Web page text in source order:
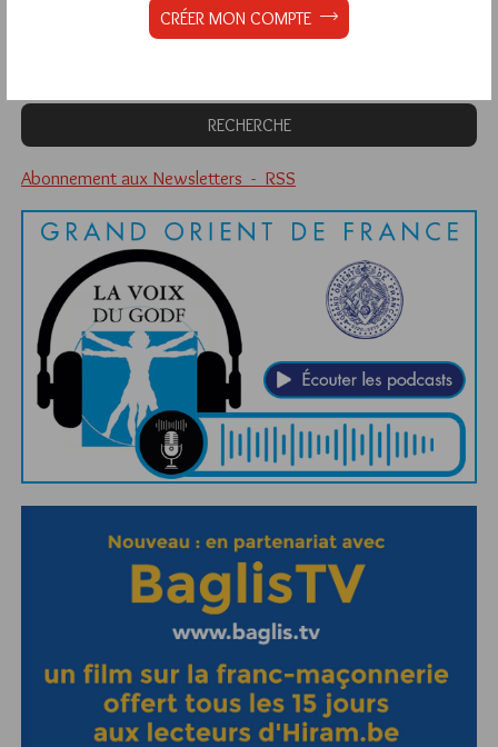
Quels sont les articles les plus lus du blog ?
Abonnement aux Newsletters - RSS
CRÉER MON COMPTE